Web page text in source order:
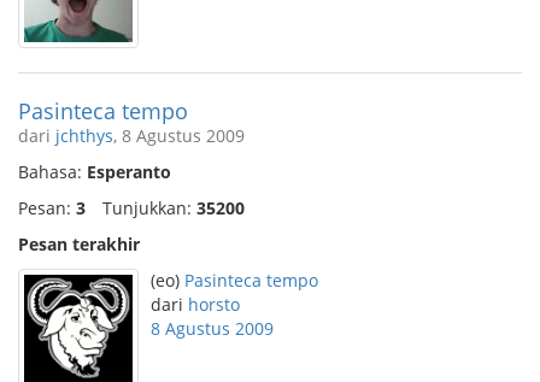
Pasinteca tempo
dari jchthys, 8 Agustus 2009
Bahasa: Esperanto
Pesan: 3 Tunjukkan: 35200
Pesan terakhir
(eo) Pasinteca tempo
dari horsto
8 Agustus 2009